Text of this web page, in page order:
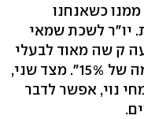
כשאנחנו
יו"ר לשכת שמאי
ק שה מאוד לבעלי
דירות הפונות לבית הקברות, ברמה של 15%". מצד שני,
נוי, אפשר לדבר